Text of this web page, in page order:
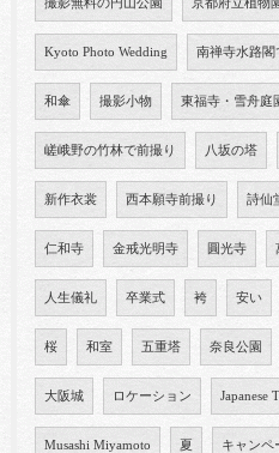
Kyoto Photo Wedding 南禅寺水路閣
和傘 撮影小物 東福寺・雪舟庭
嵯峨野の竹林で前撮り 八坂の塔
新作衣裳 西本願寺前撮り 詩仙
仁和寺 金戒光明寺 圓光寺
人生儀礼 卒業式 袴 安い
桜 和室 五重塔 奈良公園
大阪城 ロケーション Japanese
Musashi Miyamoto 夏 キャンペ